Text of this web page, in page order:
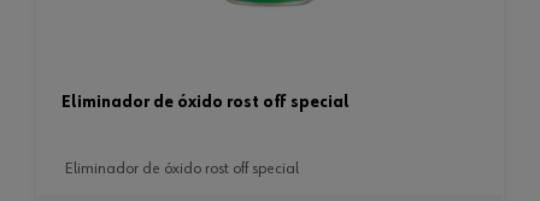
eliminador de óxido rost off special
eliminador de óxido rost off special